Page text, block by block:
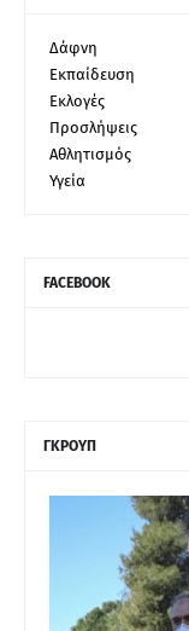
Δάφνη
Εκπαίδευση
Εκλογές
Προσλήψεις
Αθλητισμός
Υγεία
FACEBOOK
ΓΚΡΟΥΠ